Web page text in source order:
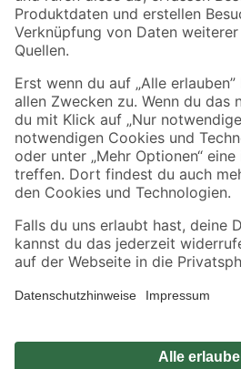
Sicher einkaufen
Jetzt die toom-App herunterladen
Alle Preisangaben in EUR inkl. gesetzl. MwSt.. Die
Umständen nicht in allen Märkten verfügbar. Die
Produkte nur solange der Vorrat reicht.
*Paketversand ab 59 € versandkostenfrei, gilt nicht für
Privatsphäre Impressum